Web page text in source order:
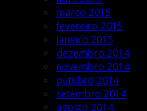
março 2015
fevereiro 2015
janeiro 2015
dezembro 2014
novembro 2014
outubro 2014
setembro 2014
agosto 2014